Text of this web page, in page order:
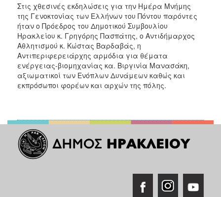
Στις χθεσινές εκδηλώσεις για την Ημέρα Μνήμης
της Γενοκτονίας των Ελλήνων του Πόντου παρόντες
ήταν ο Πρόεδρος του Δημοτικού Συμβουλίου
Ηρακλείου κ. Γρηγόρης Πασπάτης, ο Αντιδήμαρχος
Αθλητισμού κ. Κώστας Βαρδαβάς, η
Αντιπεριφερειάρχης αρμόδια για θέματα
ενέργειας-βιομηχανίας κα. Βιργινία Μανασάκη,
αξιωματικοί των Ενόπλων Δυνάμεων καθώς και
εκπρόσωποι φορέων και αρχών της πόλης.